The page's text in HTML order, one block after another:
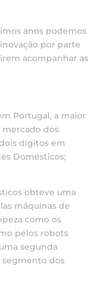
anos podemos
por parte
acompanhar as
Portugal, a maior
dos
dígitos em
Domésticos;
obteve uma
máquinas de
como os
pelos robots
segunda
segmento dos